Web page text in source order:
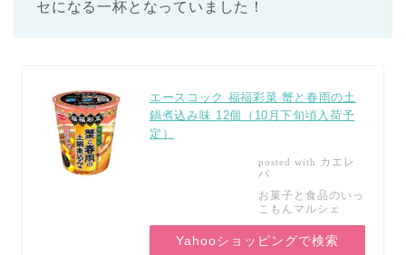
セになる一杯となっていました！
エースコック 福福彩菜 蟹と春雨の土
鍋煮込み味 12個（10月下旬頃入荷予
定）
posted with カエレ
バ
お菓子と食品のいっ
こもんマルシェ
Yahooショッピングで検索